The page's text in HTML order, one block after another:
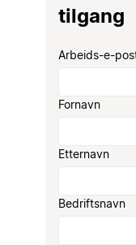
tilgang
Arbeids-e-
Fornavn
Etternavn
Bedriftsnavn